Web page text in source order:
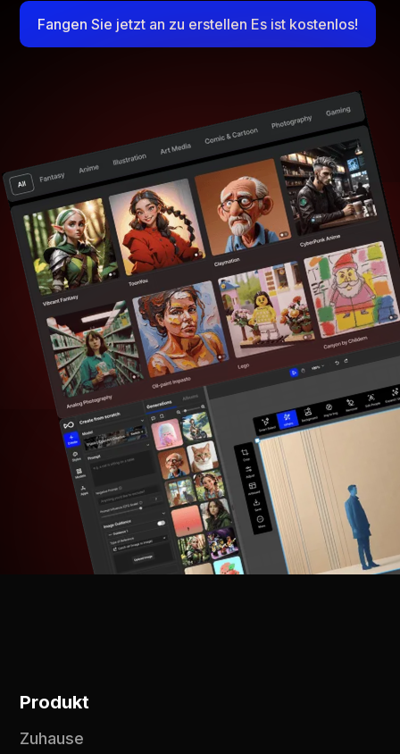
Fangen Sie jetzt an zu erstellen Es ist kostenlos!
Produkt
Zuhause